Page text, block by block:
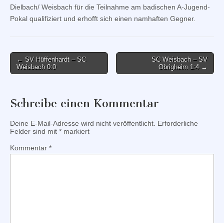
Dielbach/ Weisbach für die Teilnahme am badischen A-Jugend-
Pokal qualifiziert und erhofft sich einen namhaften Gegner.
Post
navigation
← SV Hüffenhardt – SC
Weisbach 0:0
SC Weisbach – SV
Obrigheim 1:4 →
Schreibe einen Kommentar
Deine E-Mail-Adresse wird nicht veröffentlicht. Erforderliche
Felder sind mit * markiert
Kommentar *